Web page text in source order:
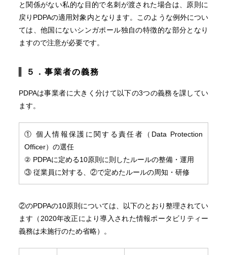
と関係がない私的な目的で名刺が渡された場合は、原則に
戻りPDPAの適用対象内となります。このような例外につい
ては、他国にないシンガポール独自の特徴的な部分となり
ますので注意が必要です。
５．事業者の義務
PDPAは事業者に大きく分けて以下の3つの義務を課してい
ます。
① 個人情報保護に関する責任者（Data Protection
Officer）の選任
② PDPAに定める10原則に則したルールの整備・運用
③ 従業員に対する、②で定めたルールの周知・研修
②のPDPAの10原則については、以下のとおり整理されてい
ます（2020年改正により導入された情報ポータビリティー
義務は未施行のため省略）。